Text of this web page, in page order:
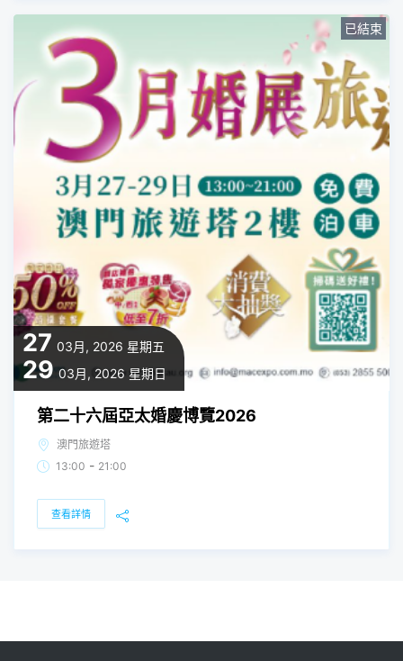
27 03月, 2026 星期五
29 03月, 2026 星期日
已結束
第二十六屆亞太婚慶博覽2026
澳門旅遊塔
13:00 - 21:00
查看詳情